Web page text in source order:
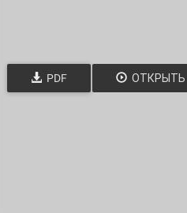
PDF ОТКРЫТЬ